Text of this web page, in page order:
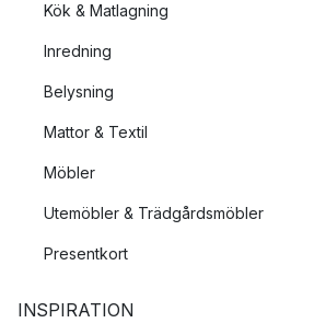
Kök & Matlagning
Inredning
Belysning
Mattor & Textil
Möbler
Utemöbler & Trädgårdsmöbler
Presentkort
INSPIRATION